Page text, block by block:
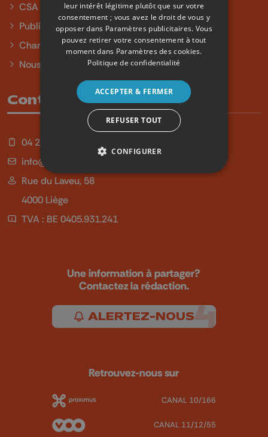
CSA
Publicité
Charte sur l'égalité et la diversité
Nous contacter
Contact
04 254 99 99
info@qu4tre.be
Rue du Laveu, 58
4000 Liège
TVA : BE 0405.931.241
Une information à partager?
Contactez la rédaction.
ALERTEZ-NOUS
Retrouvez-nous sur
CANAL 10/166
CANAL 11/12/55
leur intérêt légitime plutôt que sur votre
consentement ; vous avez le droit de vous y
opposer dans Paramètres publicitaires. Vous
pouvez retirer votre consentement à tout
moment dans Paramètres des cookies.
Politique de confidentialité
ACCEPTER & FERMER
REFUSER TOUT
CONFIGURER